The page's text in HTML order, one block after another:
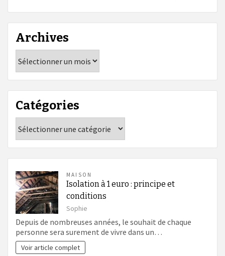
Archives
Catégories
MAISON
Isolation à 1 euro : principe et
conditions
Sophie
Depuis de nombreuses années, le souhait de chaque
personne sera surement de vivre dans un…
Voir article complet